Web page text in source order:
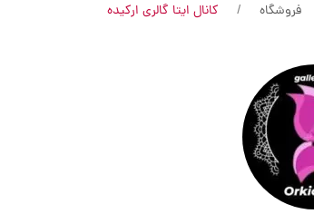
فروشگاه کانال ایتا گالری ارکیده